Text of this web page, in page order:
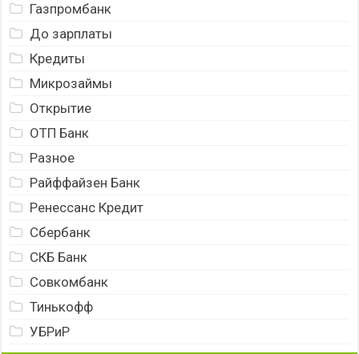
Газпромбанк
До зарплаты
Кредиты
Микрозаймы
Открытие
ОТП Банк
Разное
Райффайзен Банк
Ренессанс Кредит
Сбербанк
СКБ Банк
Совкомбанк
Тинькофф
УБРиР